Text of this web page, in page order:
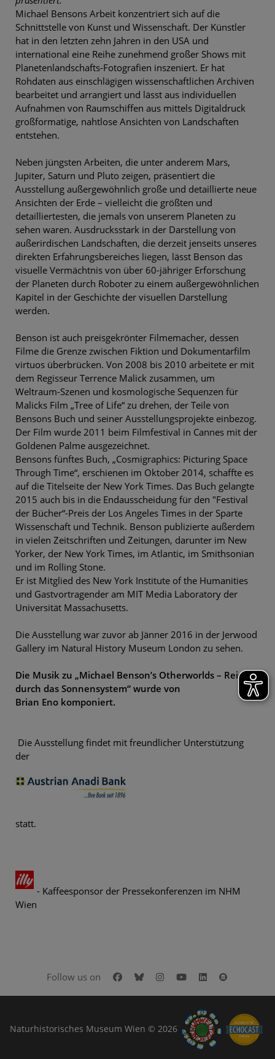
Michael Bensons Arbeit konzentriert sich auf die
Schnittstelle von Kunst und Wissenschaft. Der Künstler
hat in den letzten zehn Jahren in den USA und
international eine Reihe zunehmend großer Shows mit
Planetenlandschafts-Fotografien inszeniert. Er hat
Rohdaten aus einschlägigen wissenschaftlichen Archiven
bearbeitet und arrangiert und lässt aus individuellen
Aufnahmen von Raumschiffen aus mittels Digitaldruck
großformatige, nahtlose Ansichten von Landschaften
entstehen.
Neben jüngsten Arbeiten, die unter anderem Mars,
Jupiter, Saturn und Pluto zeigen, präsentiert die
Ausstellung außergewöhnlich große und detaillierte neue
Ansichten der Erde – vielleicht die größten und
detailliertesten, die jemals von unserem Planeten zu
sehen waren. Ausdrucksstark in der Darstellung von
außerirdischen Landschaften, die derzeit jenseits unseres
direkten Erfahrungsbereiches liegen, lässt Benson das
visuelle Vermächtnis von über 60-jähriger Erforschung
der Planeten durch Roboter zu einem außergewöhnlichen
Kapitel in der Geschichte der visuellen Darstellung
werden.
Benson ist auch preisgekrönter Filmemacher, dessen
Filme die Grenze zwischen Fiktion und Dokumentarfilm
virtuos überbrücken. Von 2008 bis 2010 arbeitete er mit
dem Regisseur Terrence Malick zusammen, um
Weltraum-Szenen und kosmologische Sequenzen für
Malicks Film „Tree of Life“ zu drehen, der Teile von
Bensons Buch und seiner Ausstellungsprojekte einbezog.
Der Film wurde 2011 beim Filmfestival in Cannes mit der
Goldenen Palme ausgezeichnet.
Bensons fünftes Buch, „Cosmigraphics: Picturing Space
Through Time“, erschienen im Oktober 2014, schaffte es
auf die Titelseite der New York Times. Das Buch gelangte
2015 auch bis in die Endausscheidung für den "Festival
der Bücher“-Preis der Los Angeles Times in der Sparte
Wissenschaft und Technik. Benson publizierte außerdem
in vielen Zeitschriften und Zeitungen, darunter im New
Yorker, der New York Times, im Atlantic, im Smithsonian
und im Rolling Stone.
Er ist Mitglied des New York Institute of the Humanities
und Gastvortragender am MIT Media Laboratory der
Universität Massachusetts.
Die Ausstellung war zuvor ab Jänner 2016 in der Jerwood
Gallery im Natural History Museum London zu sehen.
Die Musik zu „Michael Benson’s Otherworlds – Reise
durch das Sonnensystem“ wurde von
Brian Eno komponiert.
Die Ausstellung findet mit freundlicher Unterstützung
der
statt.
- Kaffeesponsor der Pressekonferenzen im NHM
Wien
Follow us on Facebook
BlueskyInstagram
YoutubeLinkedIn
Naturhistorisches Museum Wien © 2026